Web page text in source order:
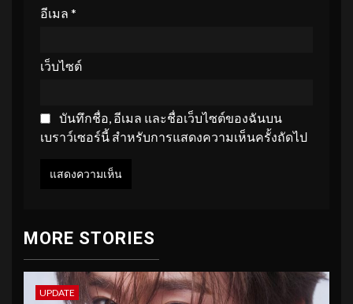
อีเมล *
เว็บไซต์
บันทึกชื่อ, อีเมล และชื่อเว็บไซต์ของฉันบน
เบราว์เซอร์นี้ สำหรับการแสดงความเห็นครั้งถัดไป
MORE STORIES
UPDATE